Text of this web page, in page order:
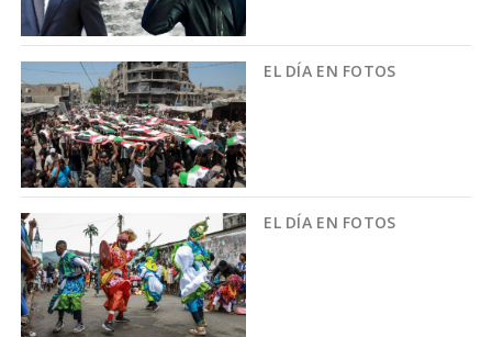
EL DÍA EN FOTOS
EL DÍA EN FOTOS